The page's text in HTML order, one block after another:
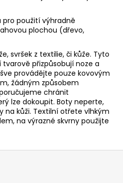
pro použití výhradně
plochou (dřevo,
svršek z textilie, či kůže. Tyto
přizpůsobují noze a
provádějte pouze kovovým
žádným způsobem
chránit
lze dokoupit. Boty neperte,
na kůži. Textilní otřete vlhkým
na výrazné skvrny použijte